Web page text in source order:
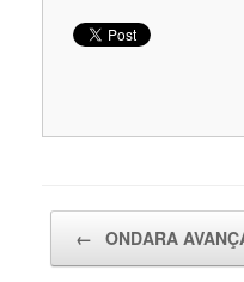
← ONDARA